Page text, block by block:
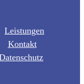
Leistungen
Kontakt